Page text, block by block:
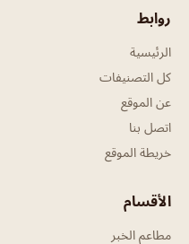
روابط
الرئيسية
كل التصنيفات
عن الموقع
اتصل بنا
خريطة الموقع
الأقسام
مطاعم الخبر